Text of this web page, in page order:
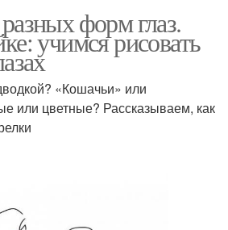
форм глаз.
учимся рисовать
«Кошачьи» или
или цветные? Рассказываем, как